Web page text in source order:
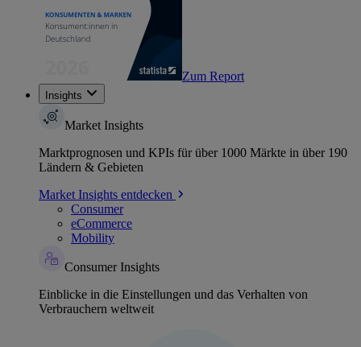
Zum Report
Insights
Market Insights
Marktprognosen und KPIs für über 1000 Märkte in über 190
Ländern & Gebieten
Market Insights entdecken
Consumer
eCommerce
Mobility
Consumer Insights
Einblicke in die Einstellungen und das Verhalten von
Verbrauchern weltweit